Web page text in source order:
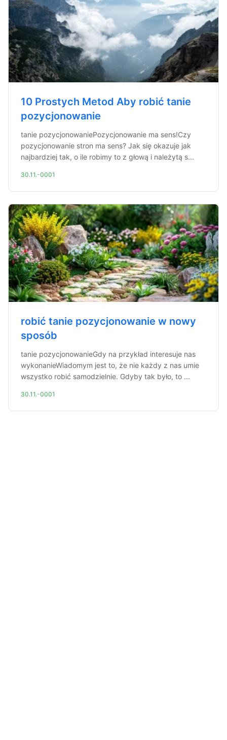
10 Prostych Metod Aby robić tanie
pozycjonowanie
tanie pozycjonowaniePozycjonowanie ma sens!Czy
pozycjonowanie stron ma sens? Jak się okazuje jak
najbardziej tak, o ile robimy to z głową i należytą s...
30.11.-0001
robić tanie pozycjonowanie w nowy
sposób
tanie pozycjonowanieGdy na przykład interesuje nas
wykonanieWiadomym jest to, że nie każdy z nas umie
wszystko robić samodzielnie. Gdyby tak było, to ...
30.11.-0001